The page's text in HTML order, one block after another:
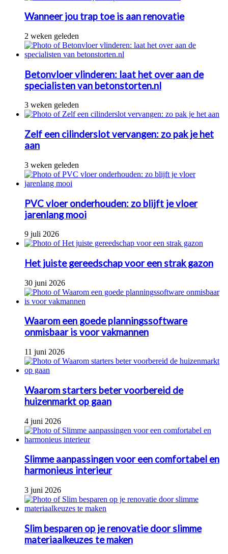
Wanneer jou trap toe is aan renovatie
2 weken geleden
Betonvloer vlinderen: laat het over aan de
specialisten van betonstorten.nl
3 weken geleden
Zelf een cilinderslot vervangen: zo pak je het
aan
3 weken geleden
PVC vloer onderhouden: zo blijft je vloer
jarenlang mooi
9 juli 2026
Het juiste gereedschap voor een strak gazon
30 juni 2026
Waarom een goede planningssoftware
onmisbaar is voor vakmannen
11 juni 2026
Waarom starters beter voorbereid de
huizenmarkt op gaan
4 juni 2026
Slimme aanpassingen voor een comfortabel en
harmonieus interieur
3 juni 2026
Slim besparen op je renovatie door slimme
materiaalkeuzes te maken